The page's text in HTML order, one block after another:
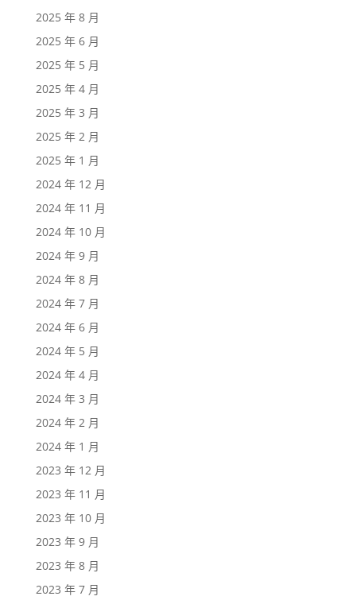
2025 年 8 月
2025 年 6 月
2025 年 5 月
2025 年 4 月
2025 年 3 月
2025 年 2 月
2025 年 1 月
2024 年 12 月
2024 年 11 月
2024 年 10 月
2024 年 9 月
2024 年 8 月
2024 年 7 月
2024 年 6 月
2024 年 5 月
2024 年 4 月
2024 年 3 月
2024 年 2 月
2024 年 1 月
2023 年 12 月
2023 年 11 月
2023 年 10 月
2023 年 9 月
2023 年 8 月
2023 年 7 月